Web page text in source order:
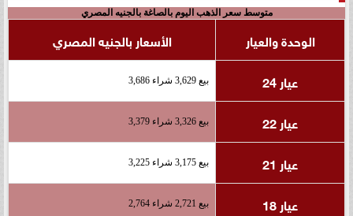
متوسط سعر الذهب اليوم بالصاغة بالجنيه المصري
الوحدة والعيار
الأسعار بالجنيه المصري
عيار 24
بيع 3,629 شراء 3,686
عيار 22 بيع 3,326 شراء 3,379
عيار 21 بيع 3,175 شراء 3,225
عيار 18 بيع 2,721 شراء 2,764